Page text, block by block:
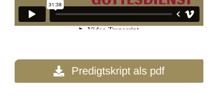
Predigtskript als pdf